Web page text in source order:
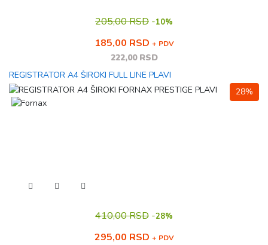
205,00 RSD -10%
185,00 RSD + PDV
222,00 RSD
REGISTRATOR A4 ŠIROKI FULL LINE PLAVI
28%
410,00 RSD -28%
295,00 RSD + PDV